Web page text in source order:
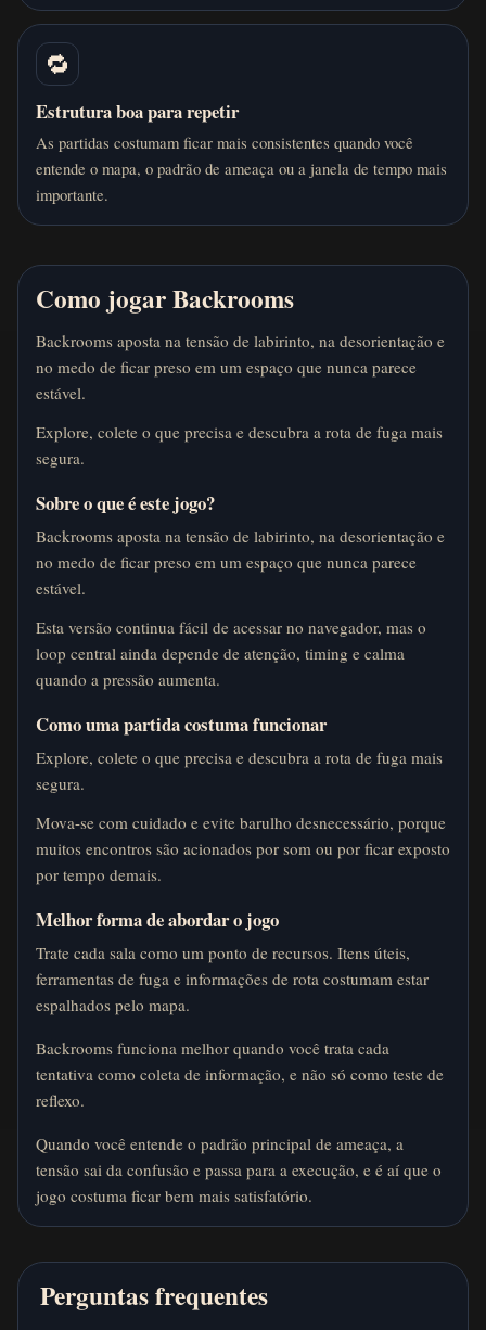
🔁
Estrutura boa para repetir
As partidas costumam ficar mais consistentes quando você
entende o mapa, o padrão de ameaça ou a janela de tempo mais
importante.
Como jogar Backrooms
Backrooms aposta na tensão de labirinto, na desorientação e
no medo de ficar preso em um espaço que nunca parece
estável.
Explore, colete o que precisa e descubra a rota de fuga mais
segura.
Sobre o que é este jogo?
Backrooms aposta na tensão de labirinto, na desorientação e
no medo de ficar preso em um espaço que nunca parece
estável.
Esta versão continua fácil de acessar no navegador, mas o
loop central ainda depende de atenção, timing e calma
quando a pressão aumenta.
Como uma partida costuma funcionar
Explore, colete o que precisa e descubra a rota de fuga mais
segura.
Mova-se com cuidado e evite barulho desnecessário, porque
muitos encontros são acionados por som ou por ficar exposto
por tempo demais.
Melhor forma de abordar o jogo
Trate cada sala como um ponto de recursos. Itens úteis,
ferramentas de fuga e informações de rota costumam estar
espalhados pelo mapa.
Backrooms funciona melhor quando você trata cada
tentativa como coleta de informação, e não só como teste de
reflexo.
Quando você entende o padrão principal de ameaça, a
tensão sai da confusão e passa para a execução, e é aí que o
jogo costuma ficar bem mais satisfatório.
Perguntas frequentes